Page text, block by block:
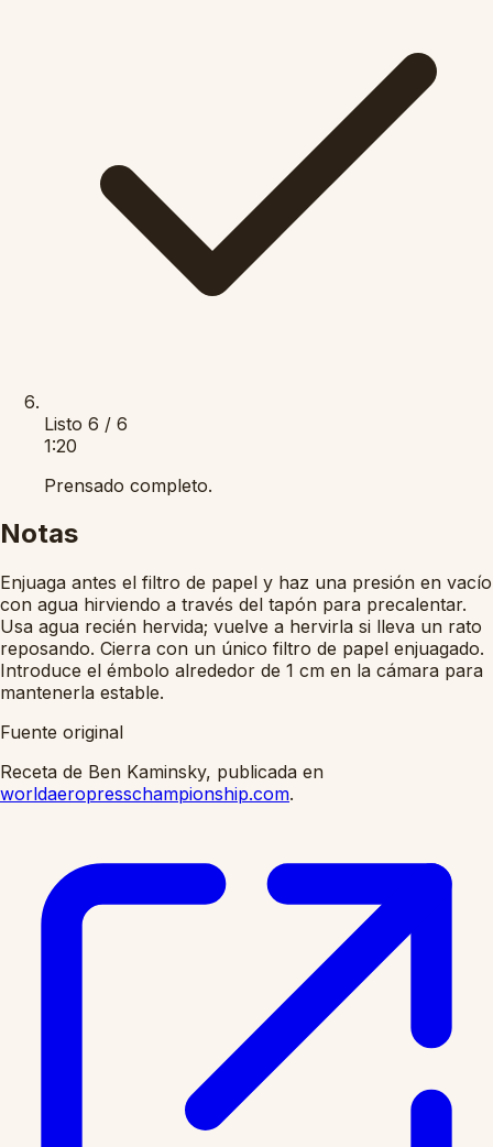
Listo 6 / 6
1:20
Prensado completo.
Notas
Enjuaga antes el filtro de papel y haz una presión en vacío
con agua hirviendo a través del tapón para precalentar.
Usa agua recién hervida; vuelve a hervirla si lleva un rato
reposando. Cierra con un único filtro de papel enjuagado.
Introduce el émbolo alrededor de 1 cm en la cámara para
mantenerla estable.
Fuente original
Receta de Ben Kaminsky, publicada en
worldaeropresschampionship.com.